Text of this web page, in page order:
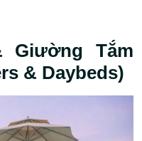
Giường Tắm
& Daybeds)